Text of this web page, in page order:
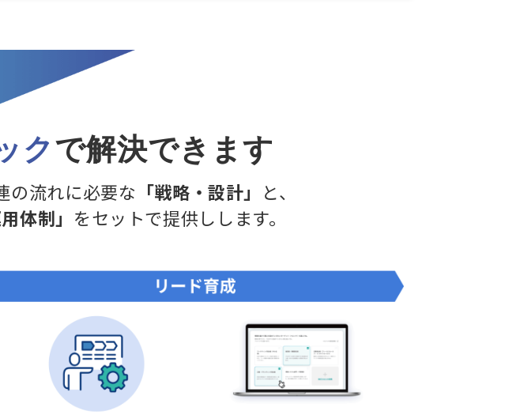
クで解決できます
の流れに必要な 「戦略・設計」 と、
体制」 をセットで提供しします。